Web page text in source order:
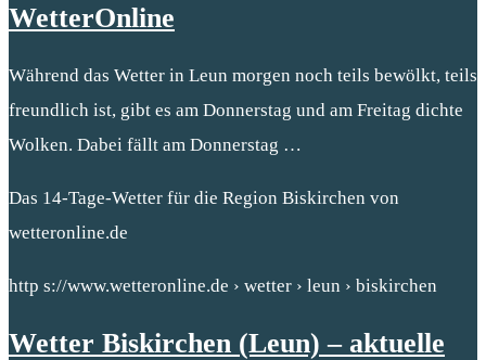
WetterOnline
Während das Wetter in Leun morgen noch teils bewölkt, teils
freundlich ist, gibt es am Donnerstag und am Freitag dichte
Wolken. Dabei fällt am Donnerstag …
Das 14-Tage-Wetter für die Region Biskirchen von
wetteronline.de
http s://www.wetteronline.de › wetter › leun › biskirchen
Wetter Biskirchen (Leun) – aktuelle